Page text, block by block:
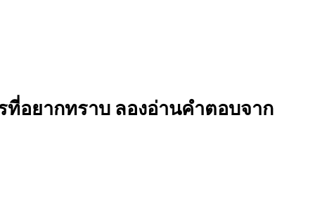
ที่อยากทราบ ลองอ่านคำตอบจาก